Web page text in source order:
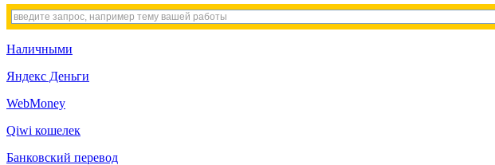
Наличными
Яндекс Деньги
WebMoney
Qiwi кошелек
Банковский перевод